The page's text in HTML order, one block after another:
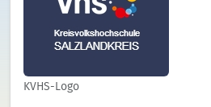
KVHS-Logo